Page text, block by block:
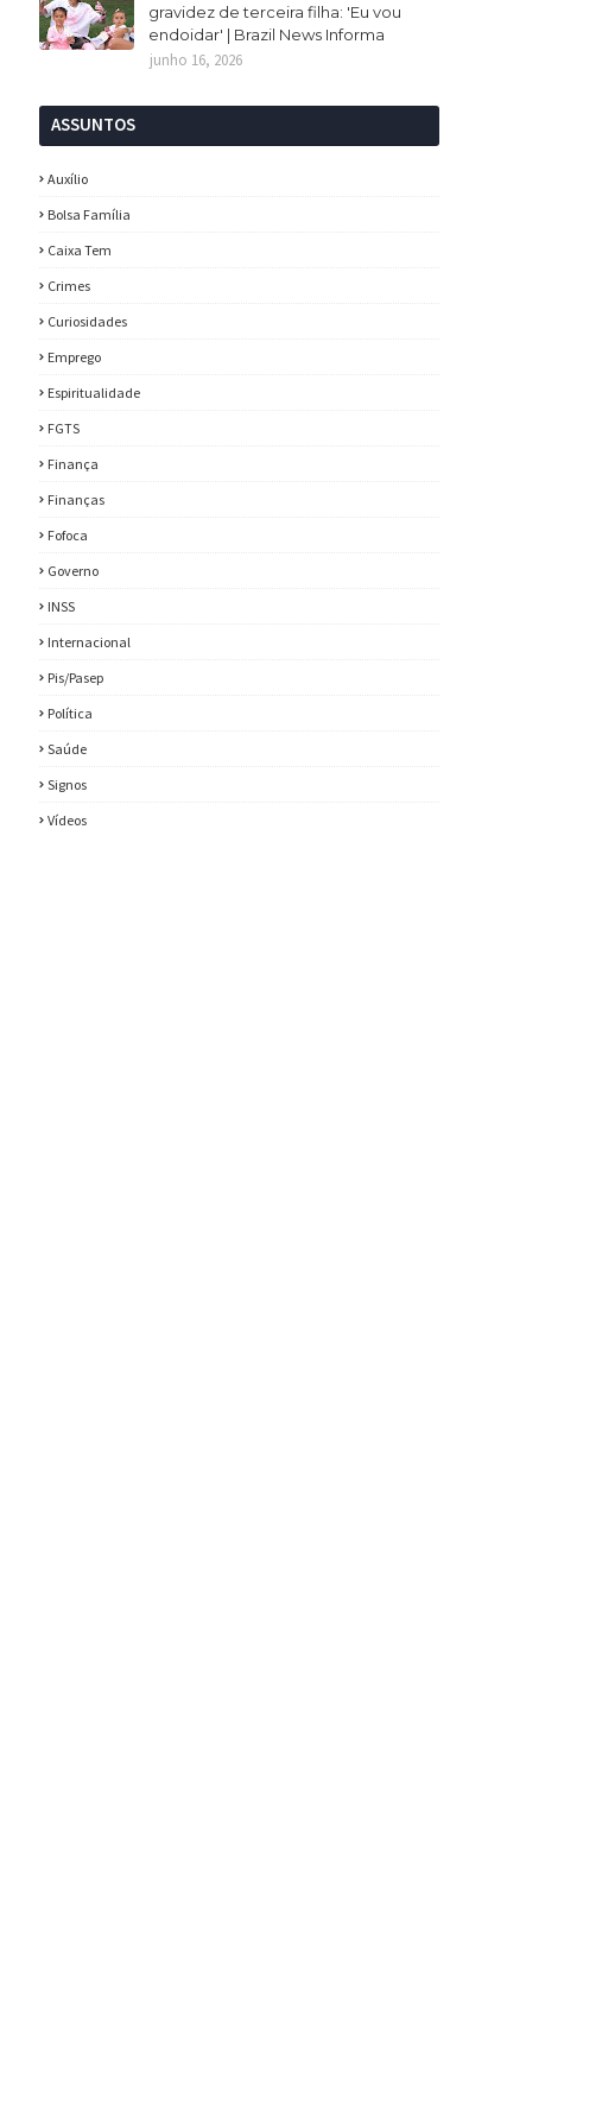
gravidez de terceira filha: 'Eu vou
endoidar' | Brazil News Informa
junho 16, 2026
ASSUNTOS
Auxílio
Bolsa Família
Caixa Tem
Crimes
Curiosidades
Emprego
Espiritualidade
FGTS
Finança
Finanças
Fofoca
Governo
INSS
Internacional
Pis/Pasep
Política
Saúde
Signos
Vídeos